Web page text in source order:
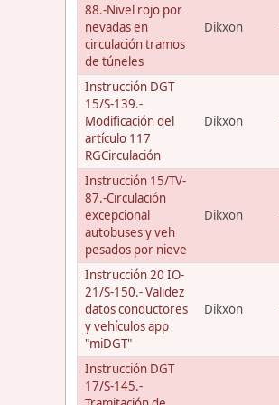
88.-Nivel rojo por
nevadas en
circulación tramos
de túneles
Dikxon
Instrucción DGT
15/S-139.-
Modificación del
artículo 117
RGCirculación
Dikxon
Instrucción 15/TV-
87.-Circulación
excepcional
autobuses y veh
pesados por nieve
Dikxon
Instrucción 20 IO-
21/S-150.- Validez
datos conductores
y vehículos app
"miDGT"
Dikxon
Instrucción DGT
17/S-145.-